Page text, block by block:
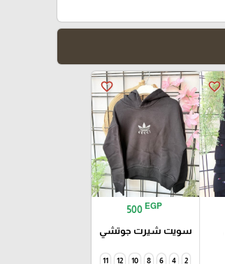
favorite_border
favorite_border
500 EGP
سويت شيرت جوتشي
2
4
6
8
10
12
11